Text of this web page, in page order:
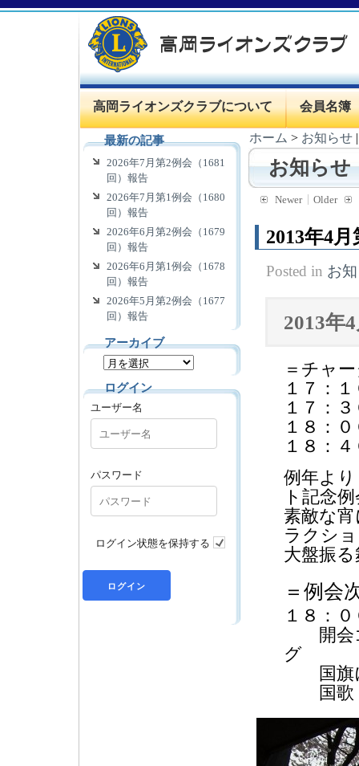
高岡ライオンズクラブについて 会員名簿
ホーム > お知らせ
お知らせ
Newer Older
2013年4
Posted in お
2013年
＝チャ
１７：
１７：
１８：
１８：
例年よ
ト記念
素敵な
ラクシ
大盤振
＝例会
１８：０
開会
国旗
国歌
最新の記事
2026年7月第2例会（1681
回）報告
2026年7月第1例会（1680
回）報告
2026年6月第2例会（1679
回）報告
2026年6月第1例会（1678
回）報告
2026年5月第2例会（1677
回）報告
アーカイブ
ログイン
ユーザー名
パスワード
ログイン状態を保持する